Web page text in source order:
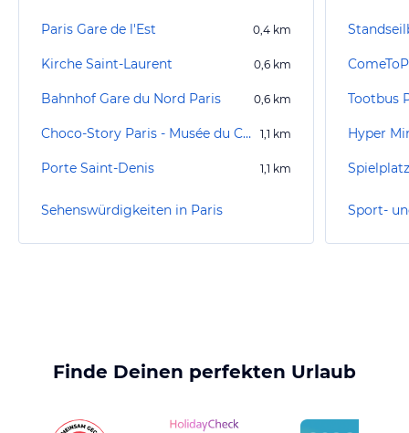
Paris Gare de l'Est 0,4 km
Kirche Saint-Laurent 0,6 km
Bahnhof Gare du Nord Paris 0,6 km
Choco-Story Paris - Musée du Chocolat 1,1 km
Porte Saint-Denis 1,1 km
Sehenswürdigkeiten in Paris
Tootbus
Hyper
Sport-
Finde Deinen perfekten Urlaub